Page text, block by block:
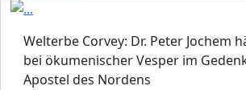
Welterbe Corvey: Dr. Peter Jochem
bei ökumenischer Vesper im
Apostel des Nordens